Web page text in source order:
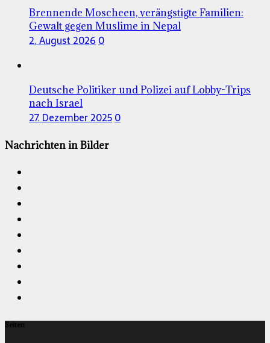
Brennende Moscheen, verängstigte Familien:
Gewalt gegen Muslime in Nepal
2. August 20260
Deutsche Politiker und Polizei auf Lobby-Trips
nach Israel
27. Dezember 20250
Nachrichten in Bilder
Seiten